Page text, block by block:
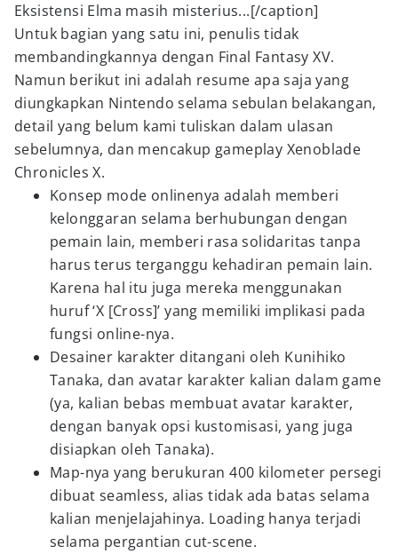
Eksistensi Elma masih misterius...[/caption]
Untuk bagian yang satu ini, penulis tidak
membandingkannya dengan Final Fantasy XV.
Namun berikut ini adalah resume apa saja yang
diungkapkan Nintendo selama sebulan belakangan,
detail yang belum kami tuliskan dalam ulasan
sebelumnya, dan mencakup gameplay Xenoblade
Chronicles X.
Konsep mode onlinenya adalah memberi
kelonggaran selama berhubungan dengan
pemain lain, memberi rasa solidaritas tanpa
harus terus terganggu kehadiran pemain lain.
Karena hal itu juga mereka menggunakan
huruf ‘X [Cross]’ yang memiliki implikasi pada
fungsi online-nya.
Desainer karakter ditangani oleh Kunihiko
Tanaka, dan avatar karakter kalian dalam game
(ya, kalian bebas membuat avatar karakter,
dengan banyak opsi kustomisasi, yang juga
disiapkan oleh Tanaka).
Map-nya yang berukuran 400 kilometer persegi
dibuat seamless, alias tidak ada batas selama
kalian menjelajahinya. Loading hanya terjadi
selama pergantian cut-scene.